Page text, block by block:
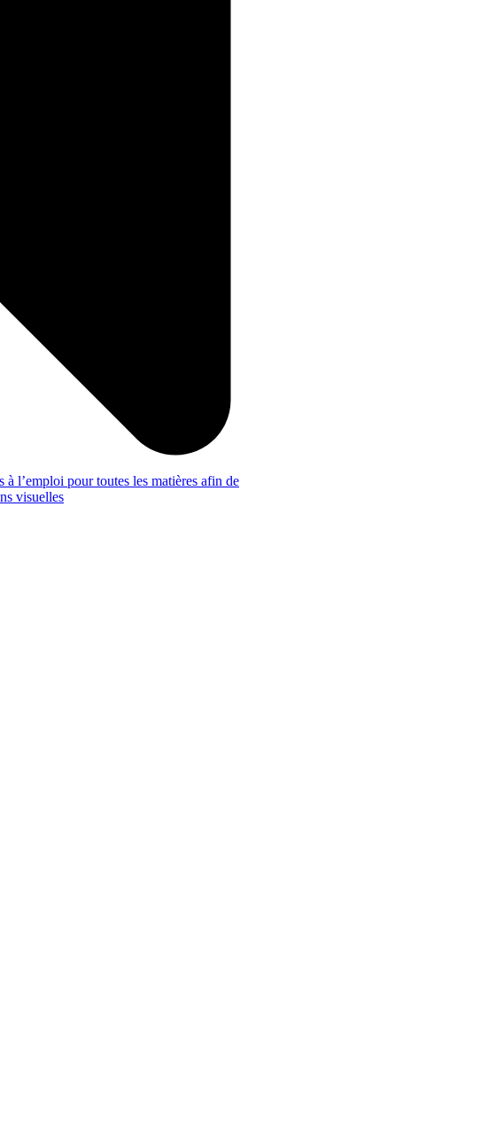
à l’emploi pour toutes les matières afin de
visuelles